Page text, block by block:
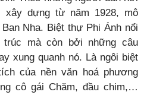
dựng từ năm 1928, mô
Nha. Biệt thự Phi Ánh nổi
mà còn bởi những câu
xung quanh nó. Là ngôi biệt
của nền văn hoá phương
cô gái Chăm, đầu chim,…